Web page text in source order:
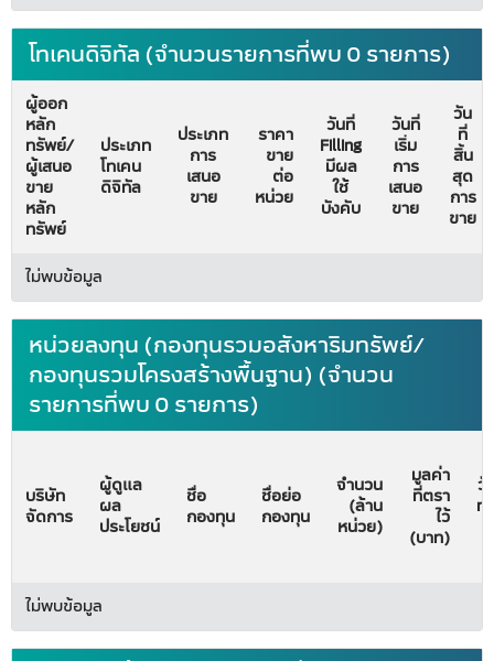
โทเคนดิจิทัล (จำนวนรายการที่พบ 0 รายการ)
ผู้ออก
หลัก
ทรัพย์/
ผู้เสนอ
ขาย
หลัก
ทรัพย์
ประเภท
โทเคน
ดิจิทัล
ประเภท
การ
เสนอ
ขาย
ราคา
ขาย
ต่อ
หน่วย
วันที่
Filling
มีผล
ใช้
บังคับ
วันที่
เริ่ม
การ
เสนอ
ขาย
วัน
ที่
สิ้น
สุด
การ
ขาย
ไม่พบข้อมูล
หน่วยลงทุน (กองทุนรวมอสังหาริมทรัพย์/
กองทุนรวมโครงสร้างพื้นฐาน) (จำนวน
รายการที่พบ 0 รายการ)
บริษัท
จัดการ
ผู้ดูแล
ผล
ประโยชน์
ชื่อ
กองทุน
ชื่อย่อ
กองทุน
จำนวน
(ล้าน
หน่วย)
มูลค่า
ที่ตรา
ไว้
(บาท)
วั
ท
ไม่พบข้อมูล